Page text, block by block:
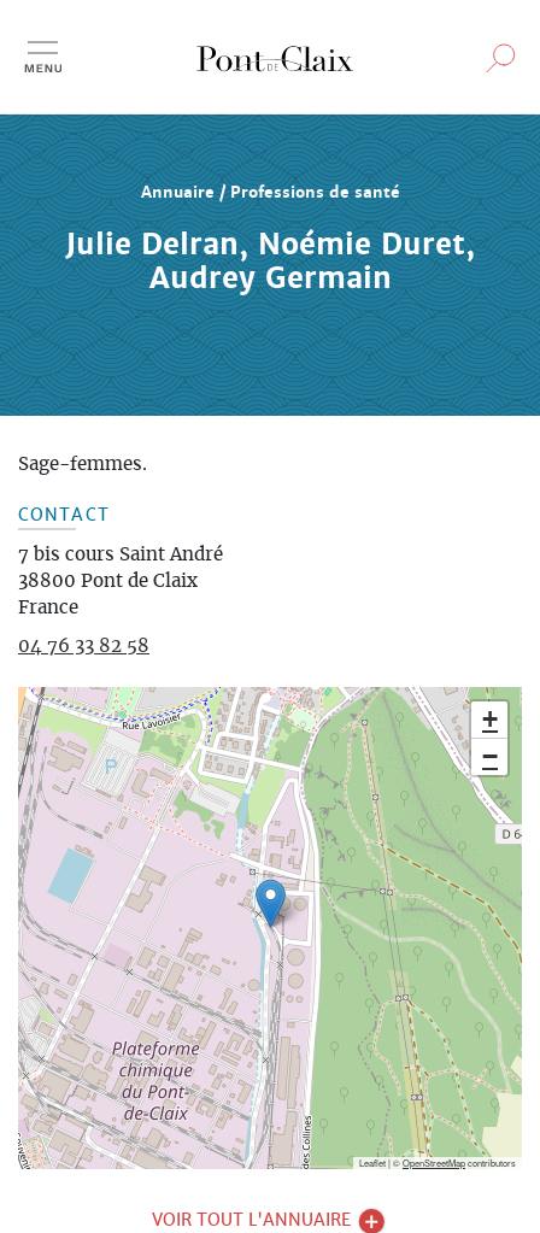
contenu
principal
Annuaire / Professions de santé
Julie Delran, Noémie Duret,
Audrey Germain
Sage-femmes.
CONTACT
7 bis cours Saint André
38800 Pont de Claix
France
04 76 33 82 58
+
−
Leaflet | ©OpenStreetMapcontributors
VOIR TOUT L'ANNUAIRE